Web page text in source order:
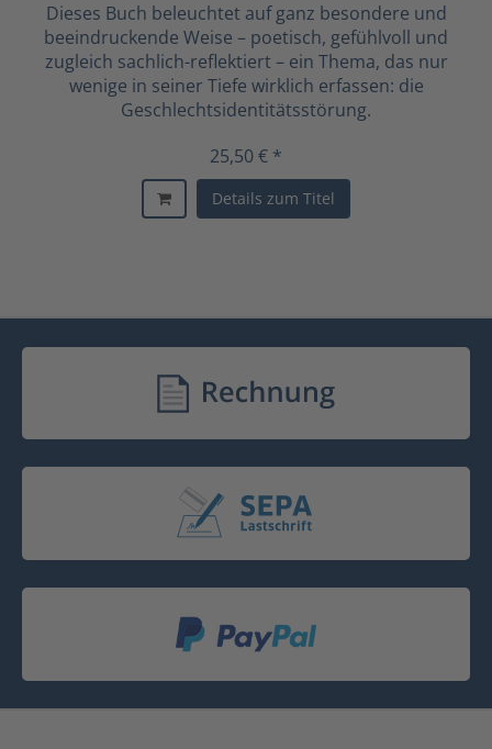
Dieses Buch beleuchtet auf ganz besondere und
beeindruckende Weise – poetisch, gefühlvoll und
zugleich sachlich-reflektiert – ein Thema, das nur
wenige in seiner Tiefe wirklich erfassen: die
Geschlechtsidentitätsstörung.
25,50 € *
Details zum Titel